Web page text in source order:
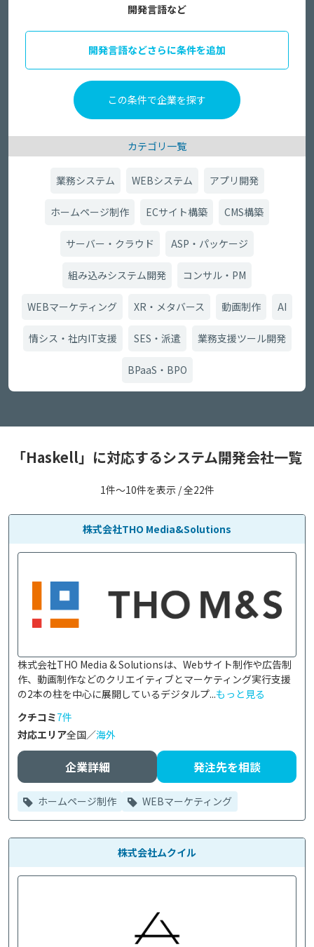
開発言語など
開発言語などさらに条件を追加
カテゴリ一覧
業務システム WEBシステム アプリ開発
ホームページ制作 ECサイト構築 CMS構築
サーバー・クラウド ASP・パッケージ
組み込みシステム開発 コンサル・PM
WEBマーケティング XR・メタバース 動画制作 AI
情シス・社内IT支援 SES・派遣 業務支援ツール開発
BPaaS・BPO
「Haskell」に対応するシステム開発会社一覧
1件〜10件を表示 / 全22件
株式会社THO Media&Solutions
株式会社THO Media & Solutionsは、Webサイト制作や広告制
作、動画制作などのクリエイティブとマーケティング実行支援
の2本の柱を中心に展開しているデジタルプ...もっと見る
クチコミ7件
対応エリア全国／海外
企業詳細 発注先を相談
ホームページ制作 WEBマーケティング
株式会社ムクイル